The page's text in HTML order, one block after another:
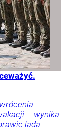
– wynika
lada